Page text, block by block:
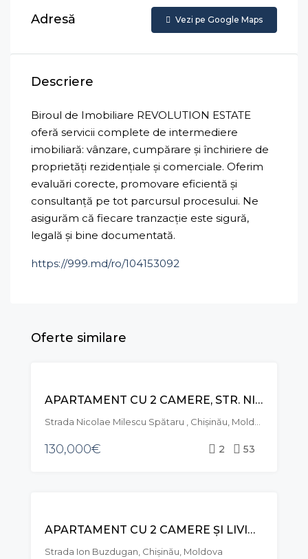
Adresă Vezi pe Google Maps
Descriere
Biroul de Imobiliare REVOLUTION ESTATE
oferă servicii complete de intermediere
imobiliară: vânzare, cumpărare și închiriere de
proprietăți rezidențiale și comerciale. Oferim
evaluări corecte, promovare eficientă și
consultanță pe tot parcursul procesului. Ne
asigurăm că fiecare tranzacție este sigură,
legală și bine documentată.
https://999.md/ro/104153092
Oferte similare
APARTAMENT CU 2 CAMERE, STR. NICOLAE MILESCU SPĂTARU, CIOCANA
130,000€ 2 53
EXCLUSIVE
APARTAMENT CU 2 CAMERE ȘI LIVING, STR. ION BUZDUGAN, BUIUCANI
Strada Ion Buzdugan, Chișinău, Moldova